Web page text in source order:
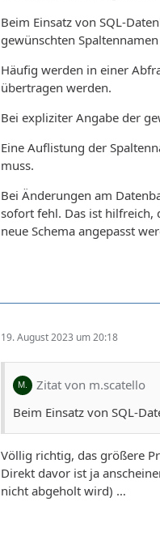
Beim Einsatz von SQL-
gewünschten
Häufig werden in einer
übertragen werden.
Bei expliziter Angabe der
Eine Auflistung der
muss.
Bei Änderungen am
sofort fehl. Das ist hilfreich,
neue Schema angepasst
19. August 2023 um 20:18
Zitat von m.scatello
Beim Einsatz von SQL-
Völlig richtig, das größere
Direkt davor ist ja
nicht abgeholt wird) …